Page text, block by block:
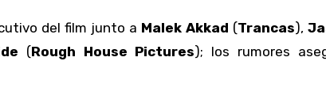
del film junto a Malek Akkad (Trancas),
(Rough House Pictures); los rumores